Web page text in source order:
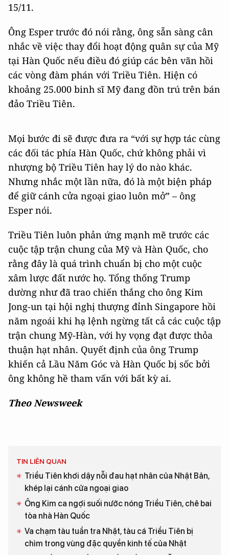
15/11.
Ông Esper trước đó nói rằng, ông sẵn sàng cân
nhắc về việc thay đổi hoạt động quân sự của Mỹ
tại Hàn Quốc nếu điều đó giúp các bên vãn hồi
các vòng đàm phán với Triều Tiên. Hiện có
khoảng 25.000 binh sĩ Mỹ đang đồn trú trên bán
đảo Triều Tiên.
Mọi bước đi sẽ được đưa ra “với sự hợp tác cùng
các đối tác phía Hàn Quốc, chứ không phải vì
nhượng bộ Triều Tiên hay lý do nào khác.
Nhưng nhắc một lần nữa, đó là một biện pháp
để giữ cánh cửa ngoại giao luôn mở” – ông
Esper nói.
Triều Tiên luôn phản ứng mạnh mẽ trước các
cuộc tập trận chung của Mỹ và Hàn Quốc, cho
rằng đây là quá trình chuẩn bị cho một cuộc
xâm lược đất nước họ. Tổng thống Trump
dường như đã trao chiến thắng cho ông Kim
Jong-un tại hội nghị thượng đỉnh Singapore hồi
năm ngoái khi hạ lệnh ngừng tất cả các cuộc tập
trận chung Mỹ-Hàn, với hy vọng đạt được thỏa
thuận hạt nhân. Quyết định của ông Trump
khiến cả Lầu Năm Góc và Hàn Quốc bị sốc bởi
ông không hề tham vấn với bất kỳ ai.
Theo Newsweek
TIN LIÊN QUAN
Triều Tiên khơi dậy nỗi đau hạt nhân của Nhật Bản,
khép lại cánh cửa ngoại giao
Ông Kim ca ngợi suối nước nóng Triều Tiên, chê bai
tòa nhà Hàn Quốc
Va chạm tàu tuần tra Nhật, tàu cá Triều Tiên bị
chìm trong vùng đặc quyền kinh tế của Nhật